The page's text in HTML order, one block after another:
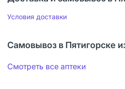
Условия доставки
Самовывоз в Пятигорске
Смотреть все аптеки